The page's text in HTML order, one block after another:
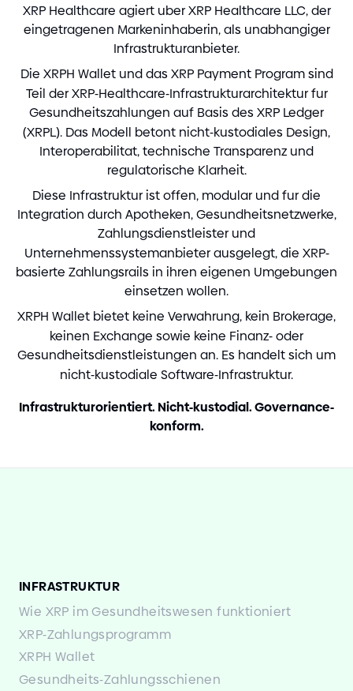
XRP Healthcare agiert uber XRP Healthcare LLC, der
eingetragenen Markeninhaberin, als unabhangiger
Infrastrukturanbieter.
Die XRPH Wallet und das XRP Payment Program sind
Teil der XRP-Healthcare-Infrastrukturarchitektur fur
Gesundheitszahlungen auf Basis des XRP Ledger
(XRPL). Das Modell betont nicht-kustodiales Design,
Interoperabilitat, technische Transparenz und
regulatorische Klarheit.
Diese Infrastruktur ist offen, modular und fur die
Integration durch Apotheken, Gesundheitsnetzwerke,
Zahlungsdienstleister und
Unternehmenssystemanbieter ausgelegt, die XRP-
basierte Zahlungsrails in ihren eigenen Umgebungen
einsetzen wollen.
XRPH Wallet bietet keine Verwahrung, kein Brokerage,
keinen Exchange sowie keine Finanz-oder
Gesundheitsdienstleistungen an. Es handelt sich um
nicht-kustodiale Software-Infrastruktur.
Infrastrukturorientiert. Nicht-kustodial. Governance-
konform.
INFRASTRUKTUR
Wie XRP im Gesundheitswesen funktioniert
XRP-Zahlungsprogramm
XRPH Wallet
Gesundheits-Zahlungsschienen